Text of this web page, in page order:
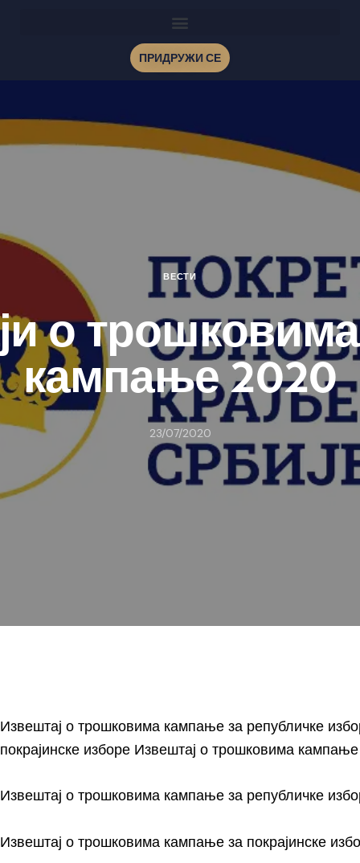
ПРИДРУЖИ СЕ
ВЕСТИ
о
кампање 2020
23/07/2020
Извештај о трошковима кампање за републичке
покрајинске изборе Извештај о трошковима
Извештај о трошковима кампање за републичке
Извештај о трошковима кампање за покрајинске